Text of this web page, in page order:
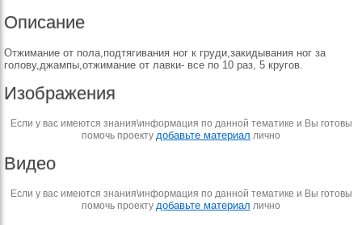
Описание
Отжимание от пола,подтягивания ног к груди,закидывания ног за
голову,джампы,отжимание от лавки- все по 10 раз, 5 кругов.
Изображения
Если у вас имеются знания\информация по данной тематике и Вы готовы
помочь проекту добавьте материал лично
Видео
Если у вас имеются знания\информация по данной тематике и Вы готовы
помочь проекту добавьте материал лично